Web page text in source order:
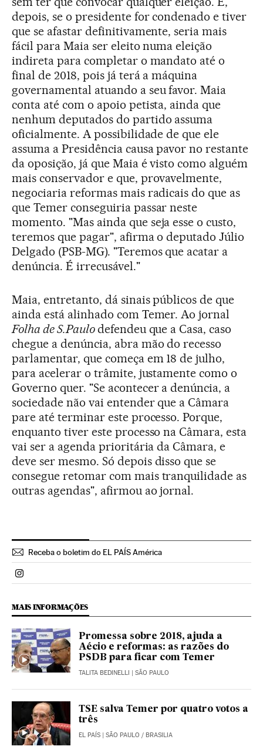
depois, se o presidente for condenado e tiver
que se afastar definitivamente, seria mais
fácil para Maia ser eleito numa eleição
indireta para completar o mandato até o
final de 2018, pois já terá a máquina
governamental atuando a seu favor. Maia
conta até com o apoio petista, ainda que
nenhum deputados do partido assuma
oficialmente. A possibilidade de que ele
assuma a Presidência causa pavor no restante
da oposição, já que Maia é visto como alguém
mais conservador e que, provavelmente,
negociaria reformas mais radicais do que as
que Temer conseguiria passar neste
momento. "Mas ainda que seja esse o custo,
teremos que pagar", afirma o deputado Júlio
Delgado (PSB-MG). "Teremos que acatar a
denúncia. É irrecusável."
Maia, entretanto, dá sinais públicos de que
ainda está alinhado com Temer. Ao jornal
Folha de S.Paulodefendeu que a Casa, caso
chegue a denúncia, abra mão do recesso
parlamentar, que começa em 18 de julho,
para acelerar o trâmite, justamente como o
Governo quer. "Se acontecer a denúncia, a
sociedade não vai entender que a Câmara
pare até terminar este processo. Porque,
enquanto tiver este processo na Câmara, esta
vai ser a agenda prioritária da Câmara, e
deve ser mesmo. Só depois disso que se
consegue retomar com mais tranquilidade as
outras agendas", afirmou ao jornal.
Receba o boletim do EL PAÍS América
Politica El País Brasil en Instagram
MAIS INFORMAÇÕES
Promessa sobre 2018, ajuda a
Aécio e reformas: as razões do
PSDB para ficar com Temer
TALITA BEDINELLI | SÃO PAULO
TSE salva Temer por quatro votos a
três
EL PAÍS | SÃO PAULO / BRASILIA